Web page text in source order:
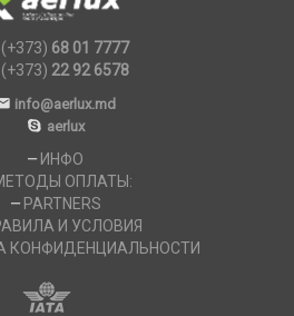
(+373) 68 01 7777
(+373) 22 92 6578
info@aerlux.md
aerlux
ИНФО
ОПЛАТЫ:
PARTNERS
И УСЛОВИЯ
КОНФИДЕНЦИАЛЬНОСТИ